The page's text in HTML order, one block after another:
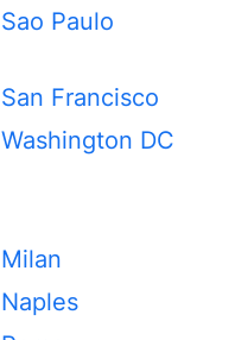
Sao Paulo
San Francisco
Washington DC
Milan
Naples